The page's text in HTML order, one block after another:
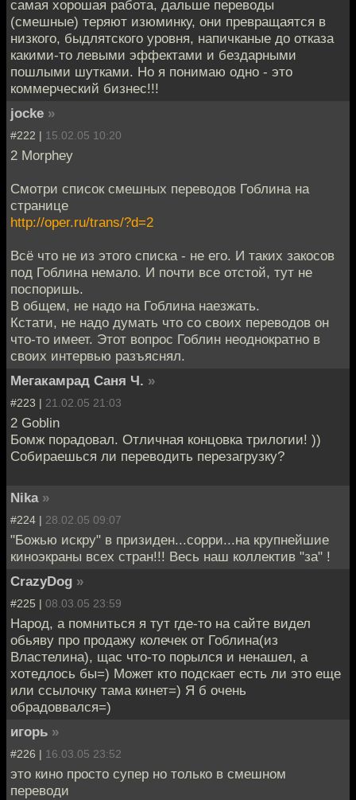
самая хорошая работа, дальше переводы
(смешные) теряют изюминку, они превращаятся в
низкого, быдлятского уровня, напичканые до отказа
какими-то левыми эффектами и бездарными
пошлыми шутками. Но я понимаю одно - это
коммерческий бизнес!!!
jocke »
#222 | 15.02.05 10:20
2 Morphey
Смотри список смешных переводов Гоблина на
странице
http://oper.ru/trans/?d=2
Всё что не из этого списка - не его. И таких закосов
под Гоблина немало. И почти все отстой, тут не
поспоришь.
В общем, не надо на Гоблина наезжать.
Кстати, не надо думать что со своих переводов он
что-то имеет. Этот вопрос Гоблин неоднократно в
своих интервью разъяснял.
Мегакамрад Саня Ч. »
#223 | 21.02.05 21:03
2 Goblin
Бомж порадовал. Отличная концовка трилогии! ))
Собираешься ли переводить перезагрузку?
Nika »
#224 | 28.02.05 09:07
"Божью искру" в призиден...сорри...на крупнейшие
киноэкраны всех стран!!! Весь наш коллектив "за" !
CrazyDog »
#225 | 08.03.05 23:59
Народ, а помниться я тут где-то на сайте видел
обьяву про продажу колечек от Гоблина(из
Властелина), щас что-то порылся и ненашел, а
хотедлось бы=) Может кто подскает есть ли это еще
или ссылочку тама кинет=) Я б очень
обрадоввался=)
игорь »
#226 | 16.03.05 23:52
это кино просто супер но только в смешном
переводи